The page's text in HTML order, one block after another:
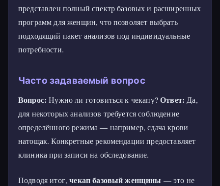
представлен полный спектр базовых и расширенных
программ для женщин, что позволяет выбрать
подходящий пакет анализов под индивидуальные
потребности.
Часто задаваемый вопрос
Вопрос: Нужно ли готовиться к чекапу?Ответ: Да,
для некоторых анализов требуется соблюдение
определённого режима — например, сдача крови
натощак. Конкретные рекомендации предоставляет
клиника при записи на обследование.
Подводя итог,чекап базовый женщины — это не